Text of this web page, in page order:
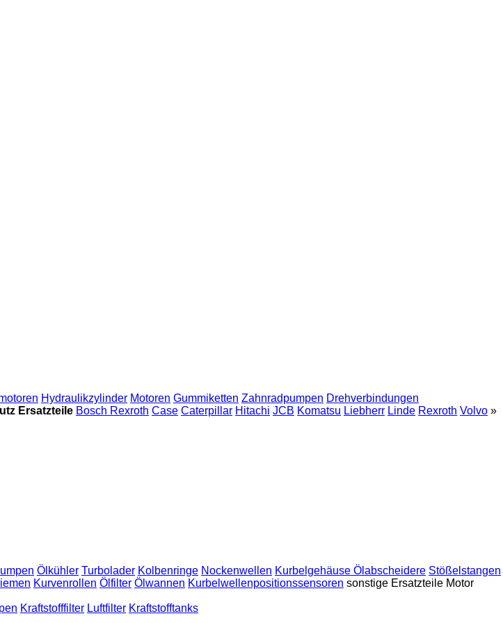
Hydraulikzylinder Motoren Gummiketten Zahnradpumpen Drehverbindungen
Ersatzteile Bosch Rexroth Case Caterpillar Hitachi JCB Komatsu Liebherr Linde Rexroth Volvo »
Ölkühler Turbolader Kolbenringe Nockenwellen Kurbelgehäuse Ölabscheidere Stößelstangen
Kurvenrollen Ölfilter Ölwannen Kurbelwellenpositionssensoren sonstige Ersatzteile Motor
Kraftstofffilter Luftfilter Kraftstofftanks